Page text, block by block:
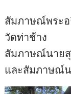
สัมภาษณ์พระ
วัดท่าช้าง
สัมภาษณ์นาย
และสัมภาษณ์